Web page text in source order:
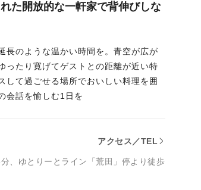
た開放的な一軒家で背伸びしな
長のような温かい時間を。青空が広が
ったり寛げてゲストとの距離が近い特
して過ごせる場所でおいしい料理を囲
会話を愉しむ1日を
アクセス／TEL
、ゆとりーとライン「荒田」停より徒歩